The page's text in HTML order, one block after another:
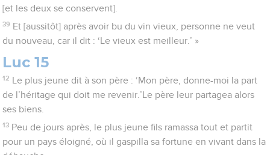
[et les deux se conservent].
39 Et [aussitôt] après avoir bu du vin vieux, personne ne veut
du nouveau, car il dit : ‘Le vieux est meilleur.’ »
Luc 15
12
Le plus jeune dit à son père : ‘Mon père, donne-moi la part
de l’héritage qui doit me revenir.’Le père leur partagea alors
ses biens.
13 Peu de jours après, le plus jeune fils ramassa tout et partit
pour un pays éloigné, où il gaspilla sa fortune en vivant dans la